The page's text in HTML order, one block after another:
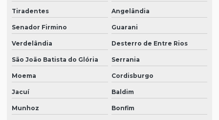
Tiradentes Angelândia
Senador Firmino Guarani
Verdelândia Desterro de Entre Rios
São João Batista do Glória Serrania
Moema Cordisburgo
Jacuí Baldim
Munhoz Bonfim